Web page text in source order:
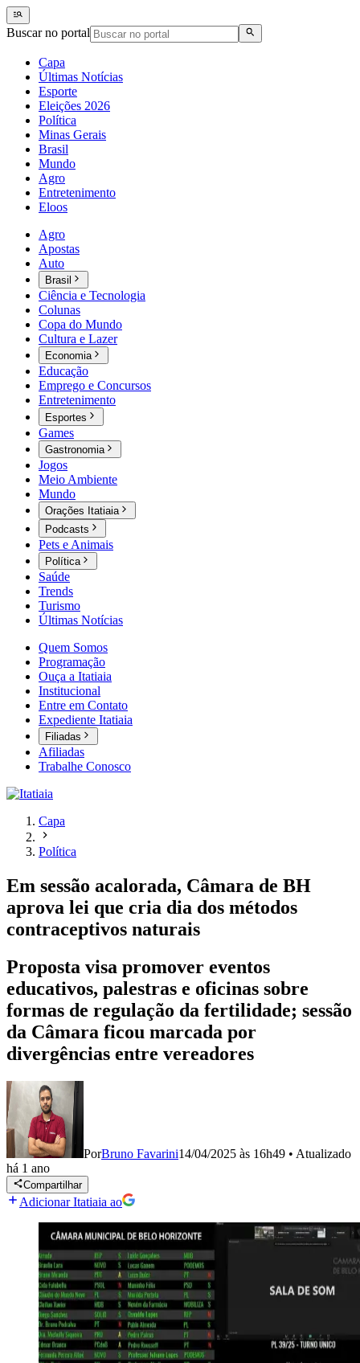
Buscar no portal
Capa
Últimas Notícias
Esporte
Eleições 2026
Política
Minas Gerais
Brasil
Mundo
Agro
Entretenimento
Eloos
Agro
Apostas
Auto
Brasil
Ciência e Tecnologia
Colunas
Copa do Mundo
Cultura e Lazer
Economia
Educação
Emprego e Concursos
Entretenimento
Esportes
Games
Gastronomia
Jogos
Meio Ambiente
Mundo
Orações Itatiaia
Podcasts
Pets e Animais
Política
Saúde
Trends
Turismo
Últimas Notícias
Quem Somos
Programação
Ouça a Itatiaia
Institucional
Entre em Contato
Expediente Itatiaia
Filiadas
Afiliadas
Trabalhe Conosco
Capa
Política
Em sessão acalorada, Câmara de BH
aprova lei que cria dia dos métodos
contraceptivos naturais
Proposta visa promover eventos
educativos, palestras e oficinas sobre
formas de regulação da fertilidade; sessão
da Câmara ficou marcada por
divergências entre vereadores
PorBruno Favarini14/04/2025 às 16h49 • Atualizado
há 1 ano
Compartilhar
Adicionar Itatiaia ao